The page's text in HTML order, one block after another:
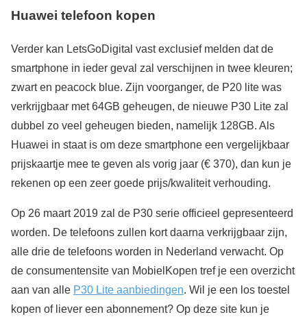
Huawei telefoon kopen
Verder kan LetsGoDigital vast exclusief melden dat de
smartphone in ieder geval zal verschijnen in twee kleuren;
zwart en peacock blue. Zijn voorganger, de P20 lite was
verkrijgbaar met 64GB geheugen, de nieuwe P30 Lite zal
dubbel zo veel geheugen bieden, namelijk 128GB. Als
Huawei in staat is om deze smartphone een vergelijkbaar
prijskaartje mee te geven als vorig jaar (€ 370), dan kun je
rekenen op een zeer goede prijs/kwaliteit verhouding.
Op 26 maart 2019 zal de P30 serie officieel gepresenteerd
worden. De telefoons zullen kort daarna verkrijgbaar zijn,
alle drie de telefoons worden in Nederland verwacht. Op
de consumentensite van MobielKopen tref je een overzicht
aan van alle P30 Lite aanbiedingen. Wil je een los toestel
kopen of liever een abonnement? Op deze site kun je